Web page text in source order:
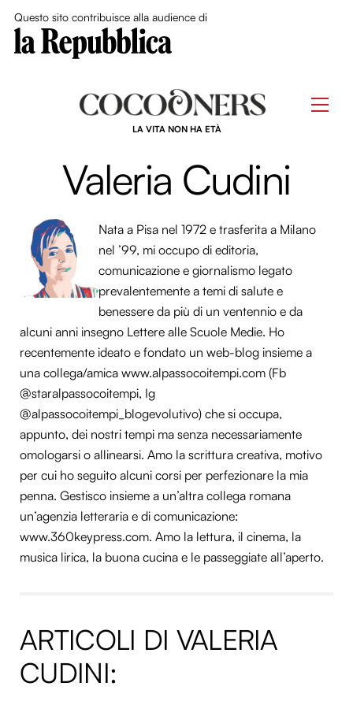
Questo sito contribuisce alla audience di
LA VITA NON HA ETÀ
Valeria Cudini
Nata a Pisa nel 1972 e trasferita a Milano
nel ’99, mi occupo di editoria,
comunicazione e giornalismo legato
prevalentemente a temi di salute e
benessere da più di un ventennio e da
alcuni anni insegno Lettere alle Scuole Medie. Ho
recentemente ideato e fondato un web-blog insieme a
una collega/amica www.alpassocoitempi.com (Fb
@staralpassocoitempi, Ig
@alpassocoitempi_blogevolutivo) che si occupa,
appunto, dei nostri tempi ma senza necessariamente
omologarsi o allinearsi. Amo la scrittura creativa, motivo
per cui ho seguito alcuni corsi per perfezionare la mia
penna. Gestisco insieme a un’altra collega romana
un’agenzia letteraria e di comunicazione:
www.360keypress.com. Amo la lettura, il cinema, la
musica lirica, la buona cucina e le passeggiate all’aperto.
ARTICOLI DI VALERIA
CUDINI: